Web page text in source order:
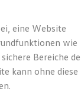
eine Website
wie
Bereiche
kann ohne diese